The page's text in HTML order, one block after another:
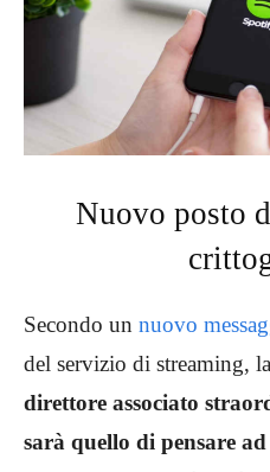
Nuovo posto
Secondo un nuovo
del servizio di streaming,
direttore associato
sarà quello di pensare